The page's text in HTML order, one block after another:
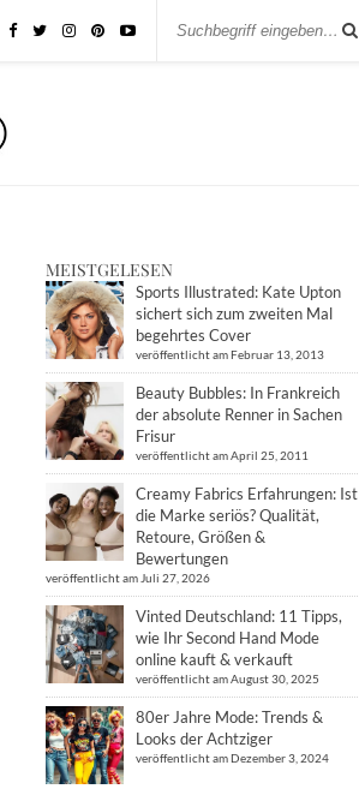
MEISTGELESEN
Sports Illustrated: Kate Upton
sichert sich zum zweiten Mal
begehrtes Cover
veröffentlicht am Februar 13, 2013
Beauty Bubbles: In Frankreich
der absolute Renner in Sachen
Frisur
veröffentlicht am April 25, 2011
Creamy Fabrics Erfahrungen: Ist
die Marke seriös? Qualität,
Retoure, Größen &
Bewertungen
veröffentlicht am Juli 27, 2026
Vinted Deutschland: 11 Tipps,
wie Ihr Second Hand Mode
online kauft & verkauft
veröffentlicht am August 30, 2025
80er Jahre Mode: Trends &
Looks der Achtziger
veröffentlicht am Dezember 3, 2024